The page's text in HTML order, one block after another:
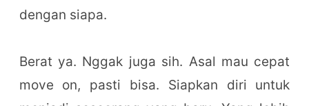
dengan siapa.
Berat ya. Nggak juga sih. Asal mau cepat
move on, pasti bisa. Siapkan diri untuk